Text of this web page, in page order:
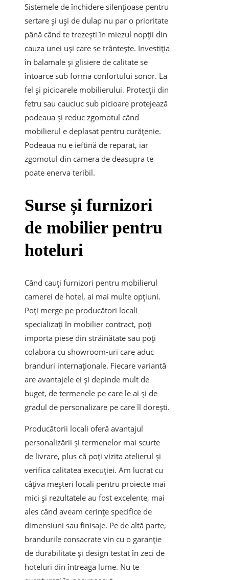
Sistemele de închidere silențioase pentru
sertare și uși de dulap nu par o prioritate
până când te trezești în miezul nopții din
cauza unei uși care se trântește. Investiția
în balamale și glisiere de calitate se
întoarce sub forma confortului sonor. La
fel și picioarele mobilierului. Protecții din
fetru sau cauciuc sub picioare protejează
podeaua și reduc zgomotul când
mobilierul e deplasat pentru curățenie.
Podeaua nu e ieftină de reparat, iar
zgomotul din camera de deasupra te
poate enerva teribil.
Surse și furnizori
de mobilier pentru
hoteluri
Când cauți furnizori pentru mobilierul
camerei de hotel, ai mai multe opțiuni.
Poți merge pe producători locali
specializați în mobilier contract, poți
importa piese din străinătate sau poți
colabora cu showroom-uri care aduc
branduri internaționale. Fiecare variantă
are avantajele ei și depinde mult de
buget, de termenele pe care le ai și de
gradul de personalizare pe care îl dorești.
Producătorii locali oferă avantajul
personalizării și termenelor mai scurte
de livrare, plus că poți vizita atelierul și
verifica calitatea execuției. Am lucrat cu
câțiva meșteri locali pentru proiecte mai
mici și rezultatele au fost excelente, mai
ales când aveam cerințe specifice de
dimensiuni sau finisaje. Pe de altă parte,
brandurile consacrate vin cu o garanție
de durabilitate și design testat în zeci de
hoteluri din întreaga lume. Nu te